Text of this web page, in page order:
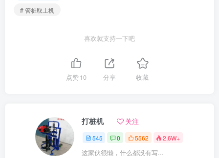
# 管桩取土机
喜欢就支持一下吧
点赞10 分享 收藏
打桩机 关注
545 0 5562 2.6W+
这家伙很懒，什么都没有写...